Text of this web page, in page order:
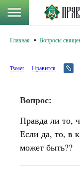
Главная Вопросы
Tweet Нравится
Вопрос:
Правда ли то,
Если да, то, в
может быть??